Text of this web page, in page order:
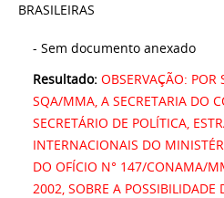
BRASILEIRAS
- Sem documento anexado
Resultado: OBSERVAÇÃO: POR
SQA/MMA, A SECRETARIA DO
SECRETÁRIO DE POLÍTICA,
INTERNACIONAIS DO
DO OFÍCIO N° 147/CONAMA/
2002, SOBRE A